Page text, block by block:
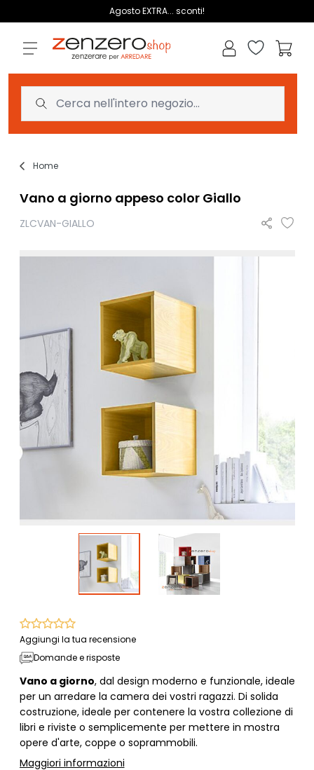
Agosto EXTRA... sconti!
Lista dei
Home
Vano a giorno appeso color Giallo
ZLCVAN-GIALLO
Aggiungi la tua recensione
Domande e risposte
Vano a giorno, dal design moderno e funzionale, ideale
per un arredare la camera dei vostri ragazzi. Di solida
costruzione, ideale per contenere la vostra collezione di
libri e riviste o semplicemente per mettere in mostra
opere d'arte, coppe o soprammobili.
Maggiori informazioni